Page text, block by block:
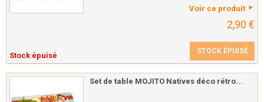
Voir ce produit
2,90 €
Stock épuisé STOCK ÉPUISÉ
Set de table MOJITO Natives déco rétro...